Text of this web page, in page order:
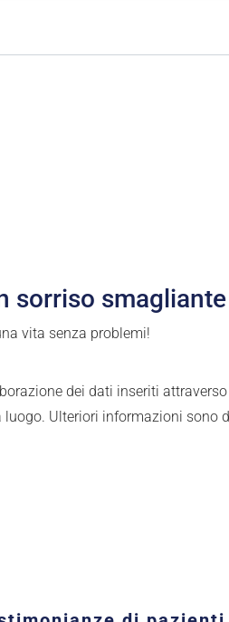
sorriso smagliante
vita senza problemi!
dei dati inseriti
Ulteriori informazioni sono